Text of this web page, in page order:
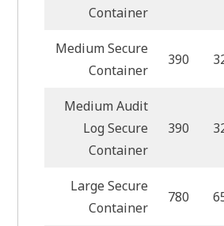
Container
Medium Secure
Container
390
Medium Audit
Log Secure
Container
390
Large Secure
Container
780